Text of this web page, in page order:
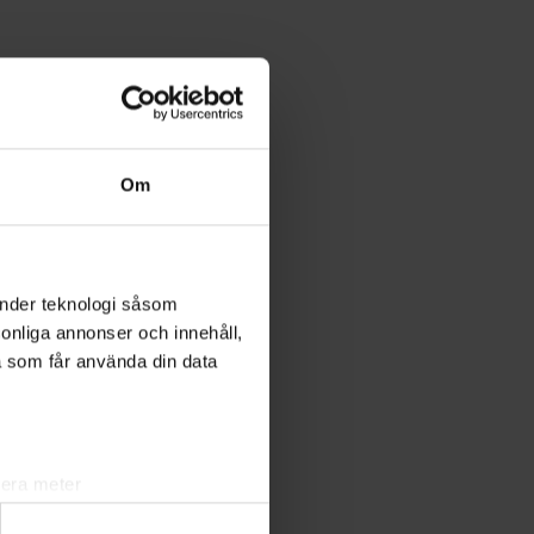
Om
teknologi såsom
annonser och innehåll,
får använda din data